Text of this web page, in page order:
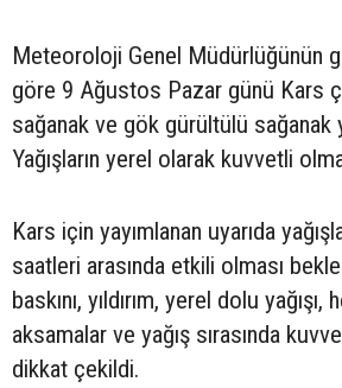
Meteoroloji Genel Müdürlüğünün
göre 9 Ağustos Pazar günü Kars
sağanak ve gök gürültülü sağanak
Yağışların yerel olarak kuvvetli
Kars için yayımlanan uyarıda
saatleri arasında etkili olması
baskını, yıldırım, yerel dolu yağışı,
aksamalar ve yağış sırasında
dikkat çekildi.